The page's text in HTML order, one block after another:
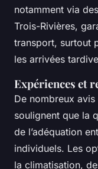
notamment via
Trois-Rivières,
transport, surtout
les arrivées
Expériences et
De nombreux
soulignent que la
de l’adéquation
individuels. Les
la climatisation,